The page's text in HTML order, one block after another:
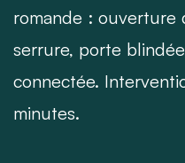
romande : ouverture
serrure, porte
connectée.
minutes.